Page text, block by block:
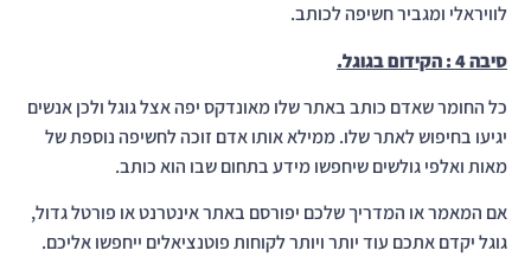
לוויראלי ומגביר חשיפה לכותב.
סיבה 4 : הקידום בגוגל.
כל החומר שאדם כותב באתר שלו מאונדקס יפה אצל גוגל ולכן אנשים
יגיעו בחיפוש לאתר שלו. ממילא אותו אדם זוכה לחשיפה נוספת של
מאות ואלפי גולשים שיחפשו מידע בתחום שבו הוא כותב.
אם המאמר או המדריך שלכם יפורסם באתר אינטרנט או פורטל גדול,
גוגל יקדם אתכם עוד יותר ויותר לקוחות פוטנציאלים ייחפשו אליכם.